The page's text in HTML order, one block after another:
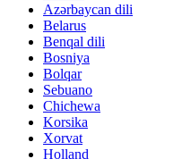
Azərbaycan dili
Belarus
Benqal dili
Bosniya
Bolqar
Sebuano
Chichewa
Korsika
Xorvat
Holland